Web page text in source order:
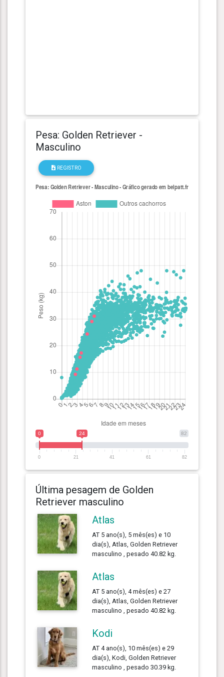
Pesa: Golden Retriever -
Masculino
REGISTRO
82
0 24
0 21 41 61 82
Última pesagem de Golden
Retriever masculino
Atlas
AT 5 ano(s), 5 mês(es) e 10
dia(s), Atlas, Golden Retriever
masculino , pesado 40.82 kg.
Atlas
AT 5 ano(s), 4 mês(es) e 27
dia(s), Atlas, Golden Retriever
masculino , pesado 40.82 kg.
Kodi
AT 4 ano(s), 10 mês(es) e 29
dia(s), Kodi, Golden Retriever
masculino , pesado 30.39 kg.